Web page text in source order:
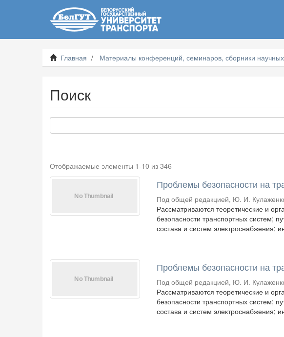
Главная Материалы конференций, семинаров, сборники
Поиск
Отображаемые элементы 1-10 из 346
Проблемы безопасности на
Под общей редакцией, Ю. И.
Рассматриваются теоретические и
безопасности транспортных систем;
состава и систем электроснабжения;
Проблемы безопасности на
Под общей редакцией, Ю. И.
Рассматриваются теоретические и
безопасности транспортных систем;
состава и систем электроснабжения;